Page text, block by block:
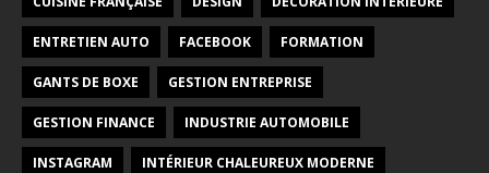
ENTRETIEN AUTO FACEBOOK FORMATION
GANTS DE BOXE GESTION ENTREPRISE
GESTION FINANCE INDUSTRIE AUTOMOBILE
INSTAGRAM INTÉRIEUR CHALEUREUX MODERNE